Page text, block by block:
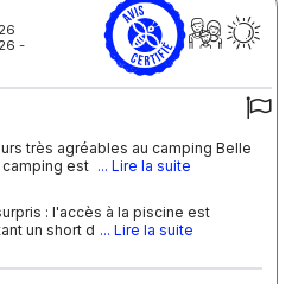
-
très agréables au camping Belle
est ... Lire la suite
: l'accès à la piscine est
un short d ... Lire la suite